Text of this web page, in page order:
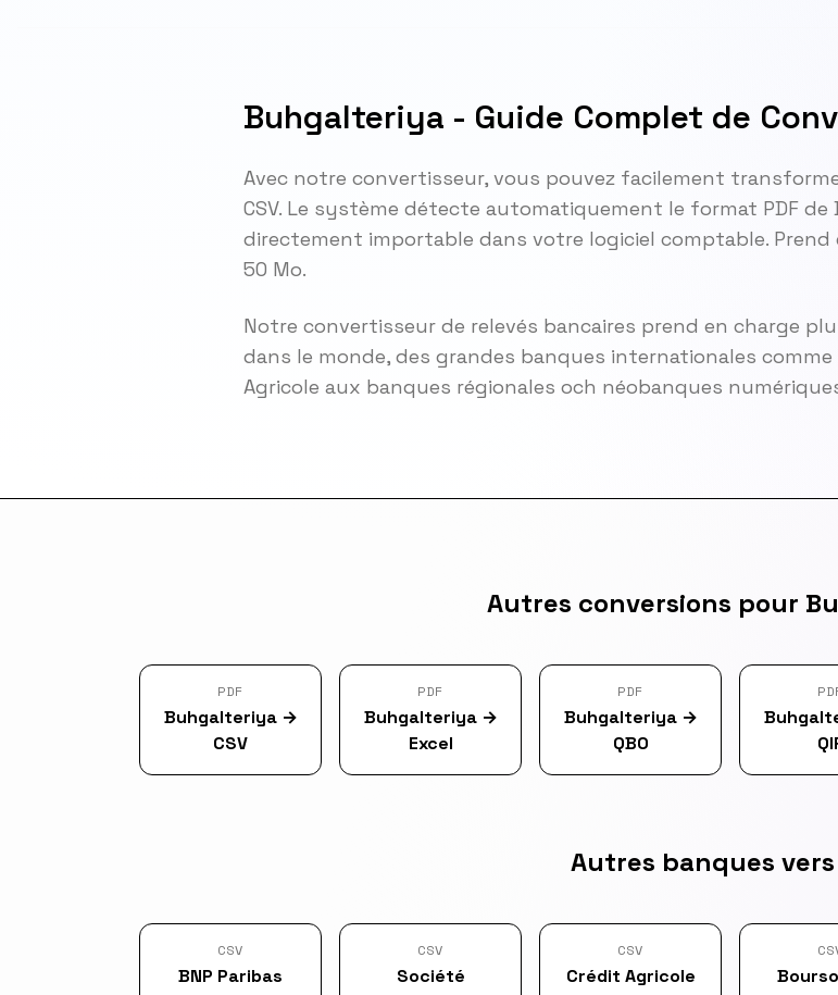
Buhgalteriya - Guide Complet de
Avec notre convertisseur, vous pouvez facilement
CSV. Le système détecte automatiquement le format PDF
directement importable dans votre logiciel comptable. Prend
50 Mo.
Notre convertisseur de relevés bancaires prend en charge
dans le monde, des grandes banques internationales comme
Agricole aux banques régionales och néobanques
Autres conversions pour
PDF
Buhgalteriya→
CSV
PDF
Buhgalteriya→
Excel
PDF
Buhgalteriya→
QBO
Autres banques vers
CSV
BNP Paribas
CSV
Société
CSV
Crédit Agricole